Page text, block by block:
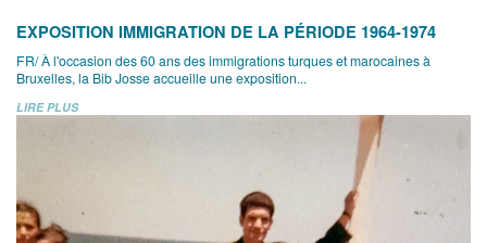
EXPOSITION IMMIGRATION DE LA PÉRIODE 1964-1974
FR/ À l'occasion des 60 ans des immigrations turques et marocaines à
Bruxelles, la Bib Josse accueille une exposition...
LIRE PLUS